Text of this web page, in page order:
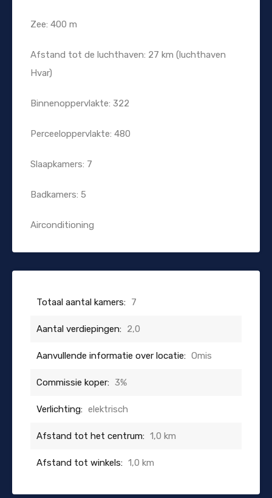
Zee: 400 m
Afstand tot de luchthaven: 27 km (luchthaven
Hvar)
Binnenoppervlakte: 322
Perceeloppervlakte: 480
Slaapkamers: 7
Badkamers: 5
Airconditioning
Totaal aantal kamers: 7
Aantal verdiepingen: 2,0
Aanvullende informatie over locatie: Omis
Commissie koper: 3%
Verlichting: elektrisch
Afstand tot het centrum: 1,0 km
Afstand tot winkels: 1,0 km